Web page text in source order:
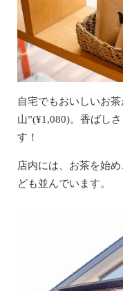
自宅でもおいしいお
山”(¥1,080)。香ばし
す！
店内には、お茶を始
ども並んでいます。